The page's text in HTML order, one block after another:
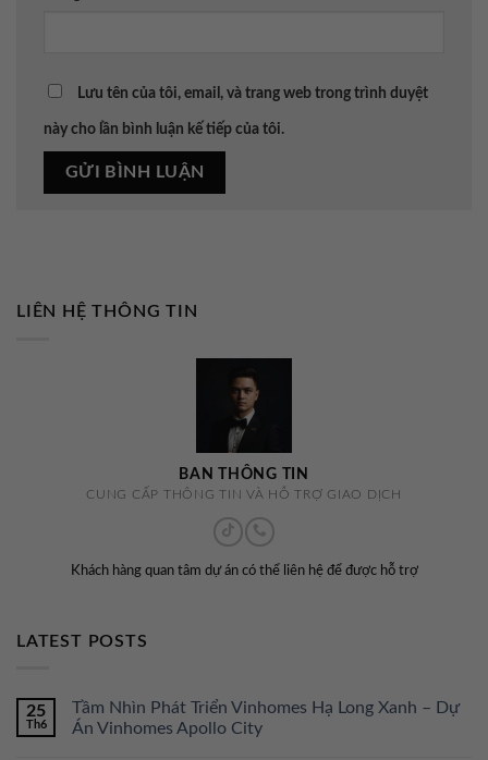
Lưu tên của tôi, email, và trang web trong trình duyệt
này cho lần bình luận kế tiếp của tôi.
LIÊN HỆ THÔNG TIN
BAN THÔNG TIN
CUNG CẤP THÔNG TIN VÀ HỖ TRỢ GIAO DỊCH
Khách hàng quan tâm dự án có thể liên hệ để được hỗ trợ
LATEST POSTS
25
Th6
Tầm Nhìn Phát Triển Vinhomes Hạ Long Xanh – Dự
Án Vinhomes Apollo City